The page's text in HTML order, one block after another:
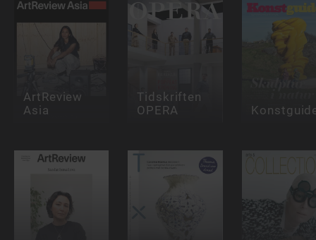
ArtReview
Asia
Tidskriften
OPERA